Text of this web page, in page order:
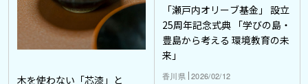
木を使わない「芯漆」と
「瀬戸内オリーブ基金」 設立
25周年記念式典 「学びの島・
豊島から考える 環境教育の未
来」
香川県 2026/02/12